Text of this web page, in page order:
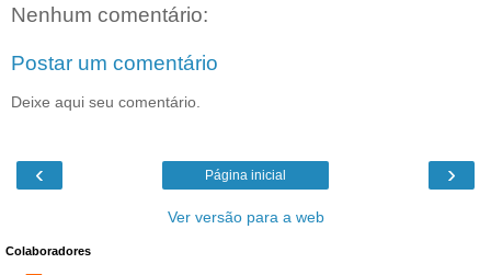
Nenhum comentário:
Postar um comentário
Deixe aqui seu comentário.
‹ ›
Página inicial
Ver versão para a web
Colaboradores